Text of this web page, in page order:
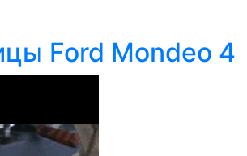
Ford Mondeo 4